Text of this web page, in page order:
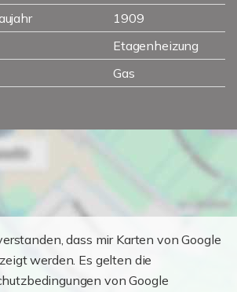
1909
Etagenheizung
Gas
dass mir Karten von Google
werden. Es gelten die
von Google